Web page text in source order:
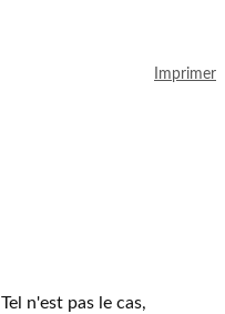
Imprimer
n'est pas le cas,